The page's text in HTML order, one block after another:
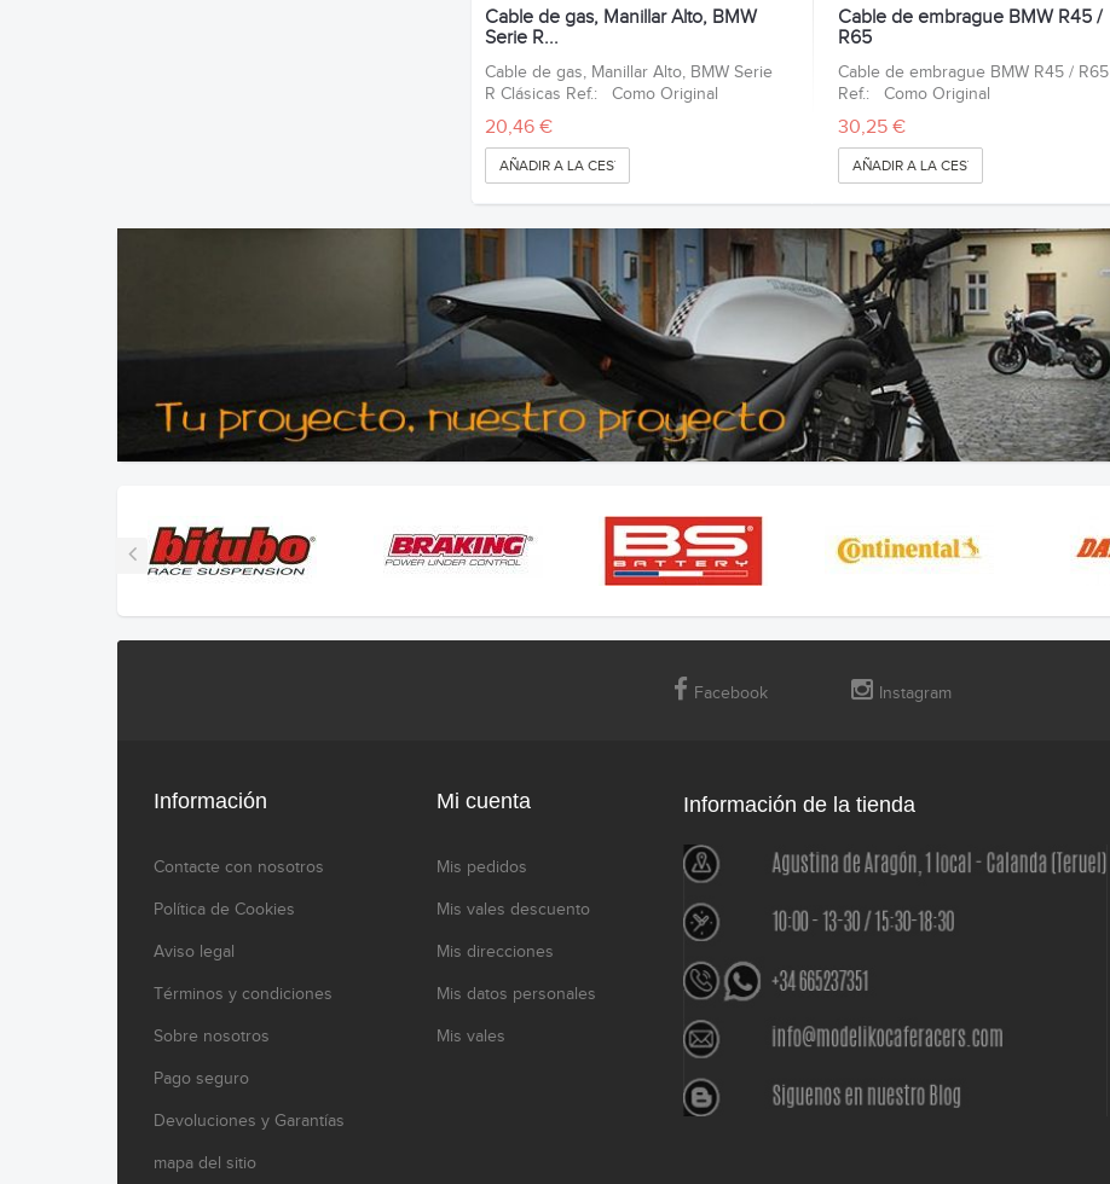
Cable de gas, Manillar Alto, BMW
Serie R...
Cable de gas, Manillar Alto, BMW Serie
R Clásicas Ref.: Como Original
20,46 €
AÑADIR A LA CESTA
Cable de embrague BMW R45 /
R65
Cable de embrague BMW R45 / R65
Ref.: Como Original
30,25 €
AÑADIR A LA CESTA
Facebook Instagram
Información
Contacte con nosotros
Política de Cookies
Aviso legal
Términos y condiciones
Sobre nosotros
Pago seguro
Devoluciones y Garantías
mapa del sitio
Mi cuenta
Mis pedidos
Mis vales descuento
Mis direcciones
Mis datos personales
Mis vales
Información de la tienda